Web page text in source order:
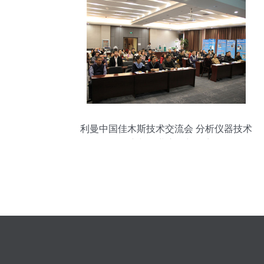
利曼中国佳木斯技术交流会 分析仪器技术